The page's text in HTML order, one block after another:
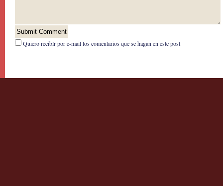
Quiero recibír por e-mail los comentarios que se hagan en este post